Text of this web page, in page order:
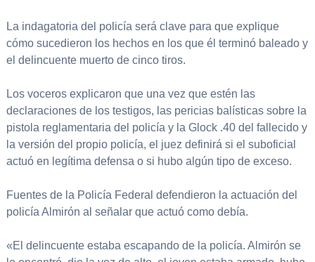
La indagatoria del policía será clave para que explique
cómo sucedieron los hechos en los que él terminó baleado y
el delincuente muerto de cinco tiros.
Los voceros explicaron que una vez que estén las
declaraciones de los testigos, las pericias balísticas sobre la
pistola reglamentaria del policía y la Glock .40 del fallecido y
la versión del propio policía, el juez definirá si el suboficial
actuó en legítima defensa o si hubo algún tipo de exceso.
Fuentes de la Policía Federal defendieron la actuación del
policía Almirón al señalar que actuó como debía.
«El delincuente estaba escapando de la policía. Almirón se